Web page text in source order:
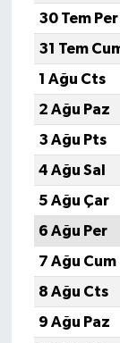
30 Tem Per
31 Tem
1 Ağu Cts
2 Ağu Paz
3 Ağu Pts
4 Ağu Sal
5 Ağu Çar
6 Ağu Per
7 Ağu Cum
8 Ağu Cts
9 Ağu Paz